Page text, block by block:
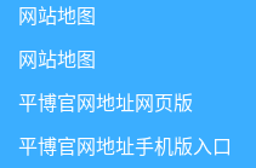
网站地图
网站地图
平博官网地址网页版
平博官网地址手机版入口